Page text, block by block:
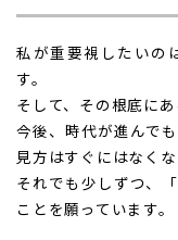
私が重要視したいの
す。
そして、その根底にあ
今後、時代が進んで
見方はすぐにはなく
それでも少しずつ、
ことを願っています。